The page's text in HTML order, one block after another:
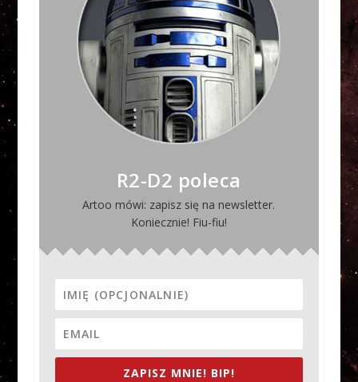
R2-D2 poleca
Artoo mówi: zapisz się na newsletter.
Koniecznie! Fiu-fiu!
ZAPISZ MNIE! BIP!